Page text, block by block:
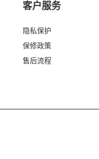
客户服务
隐私保护
保修政策
售后流程